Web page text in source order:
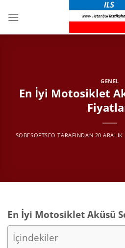
atla
GENEL
En İyi Motosiklet
SOBESOFTSEO TARAFINDAN 20 ARALIK
En İyi Motosiklet Aküsü
İçindekiler